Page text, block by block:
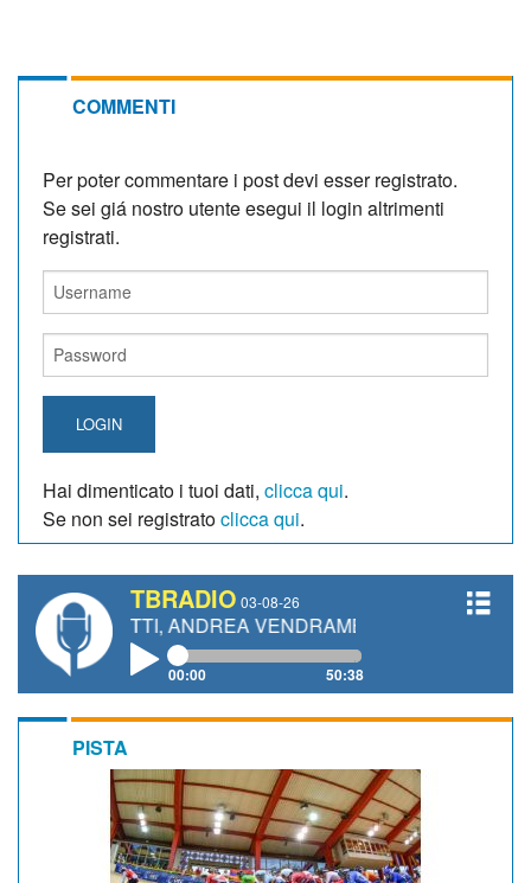
COMMENTI
Per poter commentare i post devi esser registrato.
Se sei giá nostro utente esegui il login altrimenti
registrati.
LOGIN
Hai dimenticato i tuoi dati, clicca qui.
Se non sei registratoclicca qui.
TBRADIO 03-08-26
ANDREA VENDRAME, FILIPPO FIORELLI
00:00 50:38
PISTA